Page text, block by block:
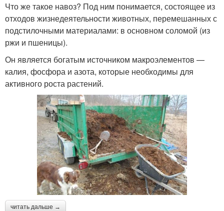
Что же такое навоз? Под ним понимается, состоящее из
отходов жизнедеятельности животных, перемешанных с
подстилочными материалами: в основном соломой (из
ржи и пшеницы).
Он является богатым источником макроэлементов —
калия, фосфора и азота, которые необходимы для
активного роста растений.
читать дальше →